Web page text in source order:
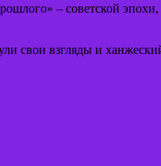
– советской
свои взгляды и